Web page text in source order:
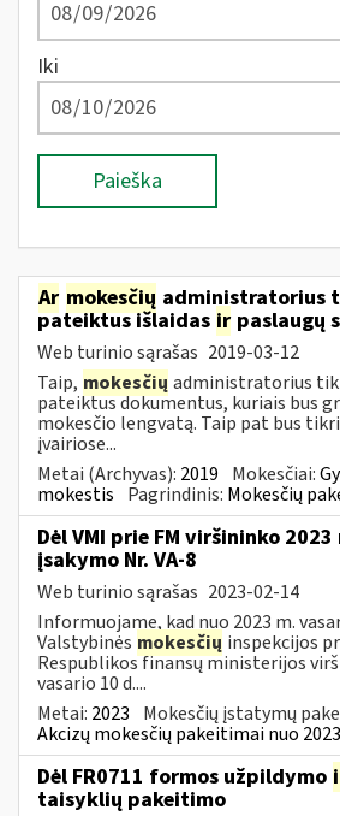
Iki
Paieška
Ar mokesčių administratorius
pateiktus išlaidas ir paslaugų
Web turinio sąrašas 2019-03-12
Taip, mokesčių administratorius
pateiktus dokumentus, kuriais bus
mokesčio lengvatą. Taip pat bus
įvairiose...
Metai (Archyvas): 2019 Mokesčiai:
mokestis Pagrindinis: Mokesčių
Dėl VMI prie FM viršininko
įsakymo Nr. VA-8
Web turinio sąrašas 2023-02-14
Informuojame, kad nuo 2023 m.
Valstybinės mokesčių inspekcijos
Respublikos finansų ministerijos
vasario 10 d....
Metai: 2023 Mokesčių įstatymų
Akcizų mokesčių pakeitimai nuo
Dėl FR0711 formos užpildymo
taisyklių pakeitimo